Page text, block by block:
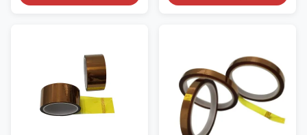
aluminized polyester and
intended to provide shielding of
Electrostatic Discharge (ESD)
and to help minimize the
penetration of electric field. 3,
The bags are heat sealable and
suitable for vacuum packaging.
water-based pressure sensitive
amendment directives. 3, It is
silicon free, with no residues,
and supplied on a plastic core
4, The grid pattern includes the
ESD logo to raise warning for
packaged goods 5, Typically
used for circuit boards, laptops,